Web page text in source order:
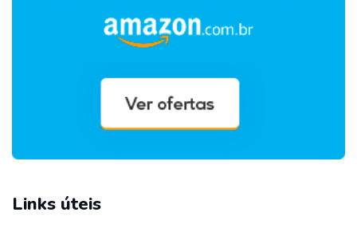
Links úteis